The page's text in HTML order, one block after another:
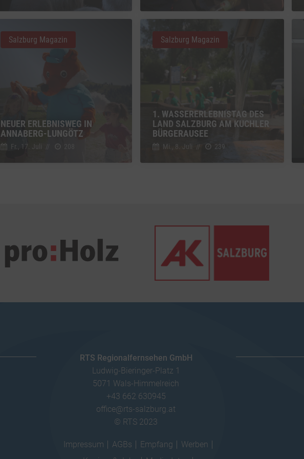
NEUER ERLEBNISWEG IN
ANNABERG-LUNGÖTZ
Fr., 17. Juli
Salzburg Magazin
1. WASSERERLEBNISTAG DES
LAND SALZBURG AM KUCHLER
BÜRGERAUSEE
Mi., 8. Juli // 239
Salzburg Magazin
RTS Regionalfernsehen GmbH
Ludwig-Bieringer-Platz 1
5071 Wals-Himmelreich
+43 662 630945
office@rts-salzburg.at
© RTS 2023
Impressum AGBs Empfang
Werben
Detailszu Vimeo
YouTube